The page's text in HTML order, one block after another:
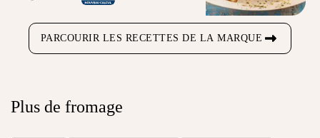
PARCOURIR LES RECETTES DE LA MARQUE
Plus de fromage